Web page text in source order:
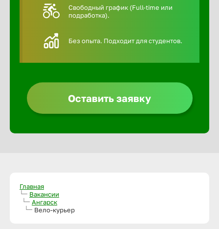
Анадырь
Свободный график (Full-time или
подработка).
Без опыта. Подходит для студентов.
Оставить заявку
Главная
Вакансии
Ангарск
Вело-курьер